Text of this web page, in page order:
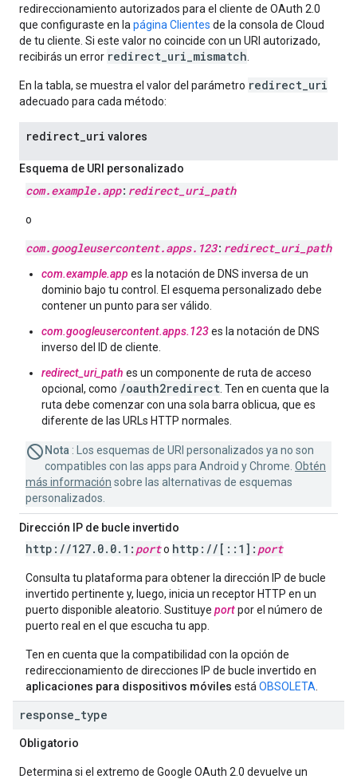
redireccionamiento autorizados para el cliente de OAuth 2.0
que configuraste en la página Clientes de la consola de Cloud
de tu cliente. Si este valor no coincide con un URI autorizado,
recibirás un error redirect_uri_mismatch
En la tabla, se muestra el valor del parámetro redirect_uri
adecuado para cada método:
redirect uri valores
Esquema de URI personalizado
com.example.app: redirect_ uri path
o
com.googleusercontent.apps. 123: redirect_ uri path
com.example.app es la notación de DNS inversa de un
dominio bajo tu control. El esquema personalizado debe
contener un punto para ser válido.
com.googleusercontent.apps.123es la notación de DNS
inverso del ID de cliente.
redirect_uri_path es un componente de ruta de acceso
opcional, como /oauth2redirect . Ten en cuenta que la
ruta debe comenzar con una sola barra oblicua, que es
diferente de las URLs HTTP normales.
Nota : Los esquemas de URI personalizados ya no son
compatibles con las apps para Android y Chrome. Obtén
más información sobre las alternativas de esquemas
personalizados.
Dirección IP de bucle invertido
http: //127. 0. 0. 1: porto http: // [ :: 1]: port
Consulta tu plataforma para obtener la dirección IP de bucle
invertido pertinente y, luego, inicia un receptor HTTP en un
puerto disponible aleatorio. Sustituye portpor el número de
puerto real en el que escucha tu app.
Ten en cuenta que la compatibilidad con la opción de
redireccionamiento de direcciones IP de bucle invertido en
aplicaciones para dispositivos móviles está OBSOLETA
response type
Obligatorio
Determina si el extremo de Google OAuth 2.0 devuelve un